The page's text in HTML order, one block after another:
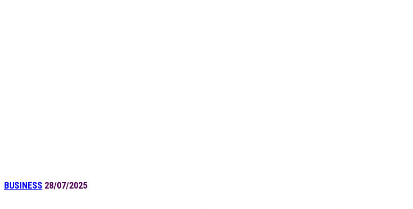
BUSINESS 28/07/2025